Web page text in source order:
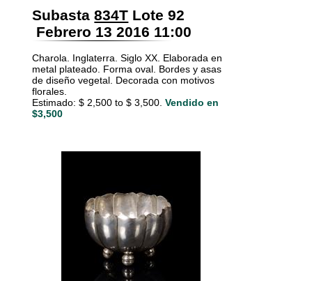
Subasta 834T Lote 92
Febrero 13 2016 11:00
Charola. Inglaterra. Siglo XX. Elaborada en
metal plateado. Forma oval. Bordes y asas
de diseño vegetal. Decorada con motivos
florales.
Estimado: $ 2,500 to $ 3,500. Vendido en
$3,500